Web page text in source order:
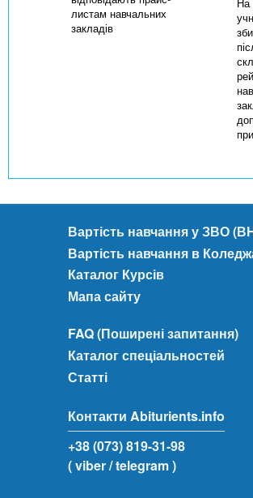
листам навчальних
закладів
Вартість навчання у ЗВО
Вартість навчання в
Каталог Курсів
Мапа сайту
FAQ (Поширені запитання)
Каталог спеціальностей
Статті
Контакти Abiturients.info
+38 (073) 819-31-98
( viber/ telegram )